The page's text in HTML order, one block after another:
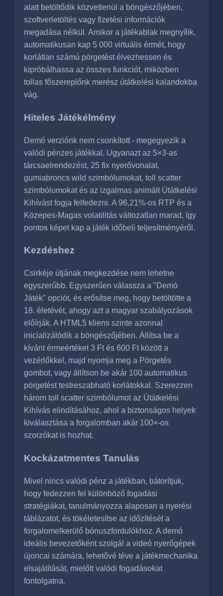
alatt betöltődik közvetlenül a böngészőjében,
szoftverletöltés vagy fizetési információk
megadása nélkül. Amikor a játékablak megnyílik,
automatikusan kap 5 000 virtuális érmét, hogy
korlátlan számú pörgetést élvezhessen és
kipróbálhassa az összes funkciót, miközben
tollas főszereplőnk merész útátkelési kalandokba
vág.
Hiteles Játékélmény
Demó verziónk nem csonkított - megegyezik a
valódi pénzes játékkal. Ugyanazt az 5×3-as
tárcsaelrendezést, 25 fix nyerővonalat,
gumiabroncs wild szimbólumokat, toll scatter
szimbólumokat és az izgalmas animált Útátkelési
Kihívást fogja felfedezni. A 96,21%-os RTP és a
Közepes-Magas volatilitás változatlan marad, így
pontos képet kap a játék időbeli teljesítményéről.
Kezdéshez
Csirkéje útjának megkezdése nem lehetne
egyszerűbb. Egyszerűen válassza a "Demó
Játék" opciót, és erősítse meg, hogy betöltötte a
18. életévét, ahogy azt a magyar szabályozások
előírják. A HTML5 kliens szinte azonnal
inicializálódik a böngészőjében. Állítsa be a
kívánt érmeértéket 3 Ft és 600 Ft között a
vezérlőkkel, majd nyomja meg a Pörgetés
gombot, vagy állítson be akár 100 automatikus
pörgetést testreszabható korlátokkal. Szerezzen
három toll scatter szimbólumot az Útátkelési
Kihívás elindításához, ahol a biztonságos helyek
kiválasztása a forgalomban akár 100×-os
szorzókat is hozhat.
Kockázatmentes Tanulás
Mivel nincs valódi pénz a játékban, bátorítjuk,
hogy fedezzen fel különböző fogadási
stratégiákat, tanulmányozza alaposan a nyerési
táblázatot, és tökéletesítse az időzítését a
forgalomelkerülő bónuszfordulókhoz. A demó
ideális bevezetőként szolgál a videó nyerőgépek
újoncai számára, lehetővé téve a játékmechanika
elsajátítását, mielőtt valódi fogadásokat
fontolgatna.